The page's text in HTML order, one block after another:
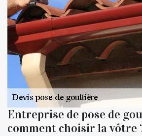
Entreprise de pose de
comment choisir la vôtre